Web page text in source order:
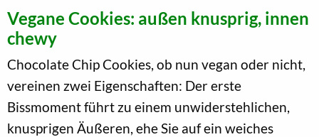
Vegane Cookies: außen knusprig, innen
chewy
Chocolate Chip Cookies, ob nun vegan oder nicht,
vereinen zwei Eigenschaften: Der erste
Bissmoment führt zu einem unwiderstehlichen,
knusprigen Äußeren, ehe Sie auf ein weiches